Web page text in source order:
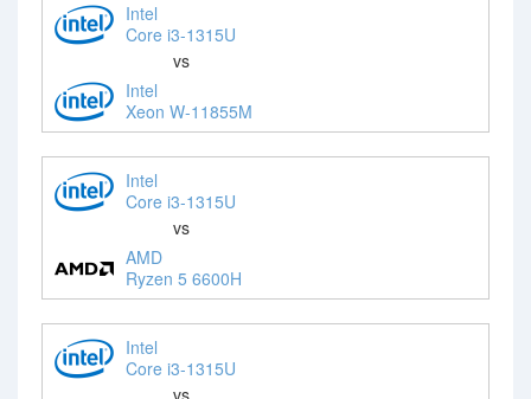
Intel
Core i3-1315U
vs
Intel
Xeon W-11855M
Intel
Core i3-1315U
vs
AMD
Ryzen 5 6600H
Intel
Core i3-1315U
vs